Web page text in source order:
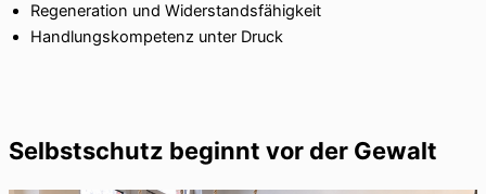
Regeneration und Widerstandsfähigkeit
Handlungskompetenz unter Druck
Selbstschutz beginnt vor der Gewalt